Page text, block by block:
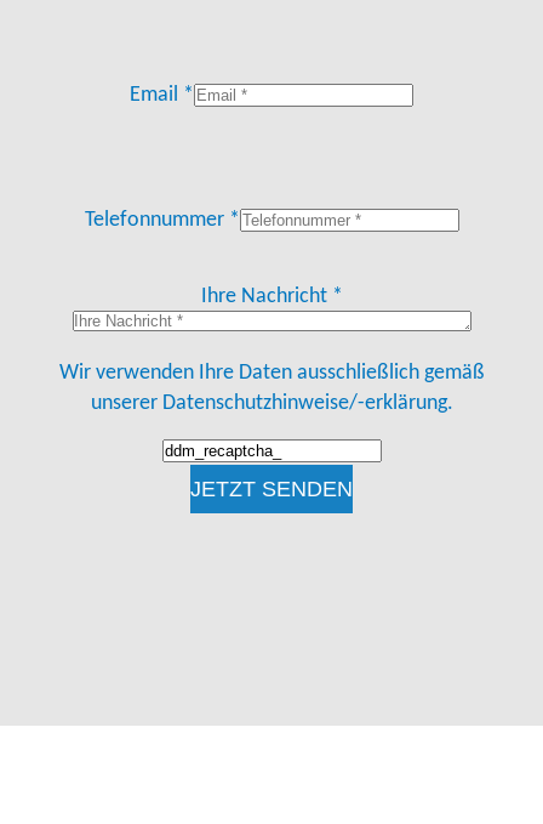
Email *
Telefonnummer *
Ihre Nachricht *
Wir verwenden Ihre Daten ausschließlich gemäß
unserer Datenschutzhinweise/-erklärung.